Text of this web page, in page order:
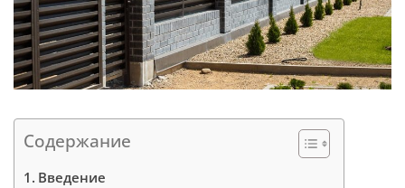
Содержание
Введение